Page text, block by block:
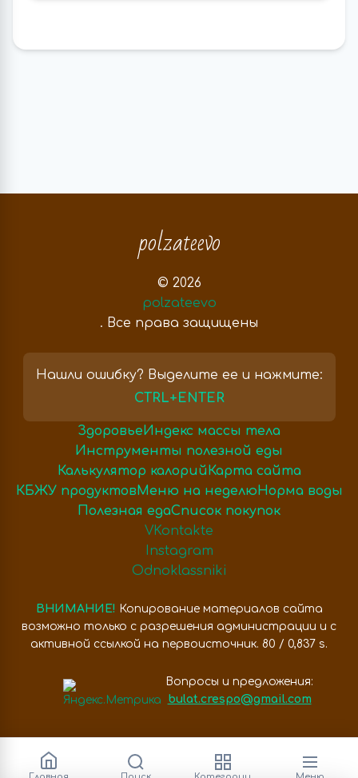
polzateevo
© 2026
polzateevo
. Все права защищены
Нашли ошибку? Выделите ее и нажмите:
CTRL+ENTER
Здоровье Индекс массы тела
Инструменты полезной еды
Калькулятор калорий Карта сайта
КБЖУ продуктов Меню на неделю Норма воды
Полезная едаСписок покупок
VKontakte
Instagram
Odnoklassniki
ВНИМАНИЕ! Копирование материалов сайта
возможно только с разрешения администрации и с
активной ссылкой на первоисточник. 80 / 0,837 s.
Вопросы и предложения:
bulat.crespo@gmail.com